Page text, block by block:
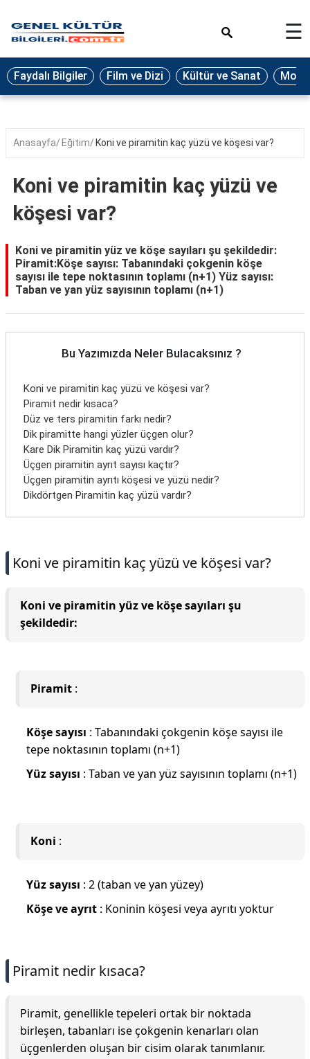
Eğitim
Ekonomi
Seyahat
Oyun
Yaşam
Hukuk
Blog
☰
Faydalı Bilgiler Film ve Dizi Kültür ve Sanat
Anasayfa Eğitim Koni ve piramitin kaç yüzü ve köşesi var?
Koni ve piramitin kaç yüzü ve
köşesi var?
Koni ve piramitin yüz ve köşe sayıları şu şekildedir:
Piramit:Köşe sayısı: Tabanındaki çokgenin köşe
sayısı ile tepe noktasının toplamı (n+1) Yüz sayısı:
Taban ve yan yüz sayısının toplamı (n+1)
Bu Yazımızda Neler Bulacaksınız ?
Koni ve piramitin kaç yüzü ve köşesi var?
Piramit nedir kısaca?
Düz ve ters piramitin farkı nedir?
Dik piramitte hangi yüzler üçgen olur?
Kare Dik Piramitin kaç yüzü vardır?
Üçgen piramitin ayrıt sayısı kaçtır?
Üçgen piramitin ayrıtı köşesi ve yüzü nedir?
Dikdörtgen Piramitin kaç yüzü vardır?
Koni ve piramitin kaç yüzü ve köşesi var?
Koni ve piramitin yüz ve köşe sayıları şu
şekildedir:
Piramit :
Köşe sayısı : Tabanındaki çokgenin köşe sayısı ile
tepe noktasının toplamı (n+1)
Yüz sayısı : Taban ve yan yüz sayısının toplamı (n+1)
Koni :
Yüz sayısı : 2 (taban ve yan yüzey)
Köşe ve ayrıt : Koninin köşesi veya ayrıtı yoktur
Piramit nedir kısaca?
Piramit, genellikle tepeleri ortak bir noktada
birleşen, tabanları ise çokgenin kenarları olan
üçgenlerden oluşan bir cisim olarak tanımlanır.